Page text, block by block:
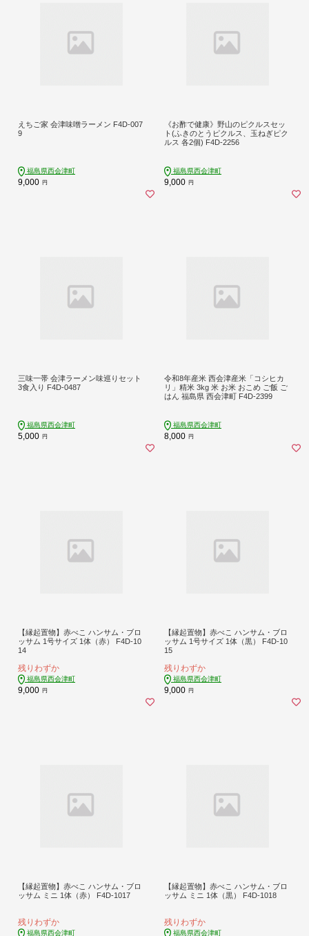
えちご家 会津味噌ラーメン F4D-007
9
福島県西会津町
9,000 円
《お酢で健康》野山のピクルスセッ
ト(ふきのとうピクルス、玉ねぎピク
ルス 各2個) F4D-2256
福島県西会津町
9,000 円
三味一帯 会津ラーメン味巡りセット
3食入り F4D-0487
福島県西会津町
5,000 円
令和8年産米 西会津産米「コシヒカ
リ」精米 3kg 米 お米 おこめ ご飯 ご
はん 福島県 西会津町 F4D-2399
福島県西会津町
8,000 円
【縁起置物】赤べこ ハンサム・ブロ
ッサム 1号サイズ 1体（赤） F4D-10
14
残りわずか
福島県西会津町
9,000 円
【縁起置物】赤べこ ハンサム・ブロ
ッサム 1号サイズ 1体（黒） F4D-10
15
残りわずか
福島県西会津町
9,000 円
【縁起置物】赤べこ ハンサム・ブロ
ッサム ミニ 1体（赤） F4D-1017
残りわずか
福島県西会津町
【縁起置物】赤べこ ハンサム・ブロ
ッサム ミニ 1体（黒） F4D-1018
残りわずか
福島県西会津町